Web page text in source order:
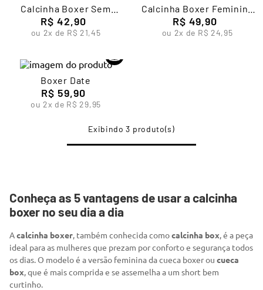
Calcinha Boxer Sem
Costura Feminina Lupo
R$ 42,90
ou 2x de R$ 21,45
Calcinha Boxer Feminina
Lupo Edition
R$ 49,90
ou 2x de R$ 24,95
Boxer Date
R$ 59,90
ou2x de R$ 29,95
3
Conheça as 5 vantagens de usar a calcinha
boxer no seu dia a dia
Acalcinha boxer, também conhecida comocalcinha box, é a peça
ideal para as mulheres que prezam por conforto e segurança todos
os dias. O modelo é a versão feminina da cueca boxer ou cueca
box, que é mais comprida e se assemelha a um short bem
curtinho.
segunda pele
infantil